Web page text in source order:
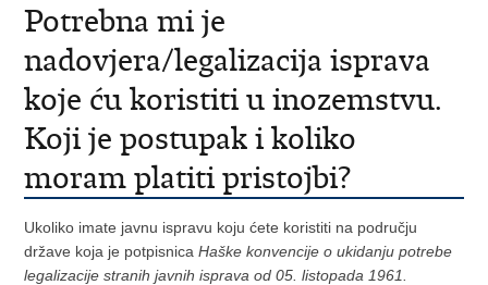
Potrebna mi je
nadovjera/legalizacija isprava
koje ću koristiti u inozemstvu.
Koji je postupak i koliko
moram platiti pristojbi?
Ukoliko imate javnu ispravu koju ćete koristiti na području
države koja je potpisnicaHaške konvencije o ukidanju potrebe
legalizacije stranih javnih isprava od 05. listopada 1961.